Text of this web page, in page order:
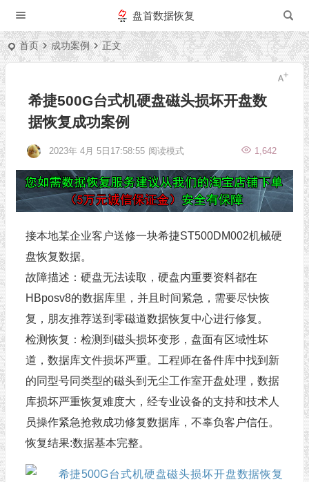
盘首数据恢复
首页 成功案例 正文
希捷500G台式机硬盘磁头损坏开盘数
据恢复成功案例
2023年 4月 5日17:58:55 1,642
阅读模式
接本地某企业客户送修一块希捷ST500DM002机械硬
盘恢复数据。
故障描述：硬盘无法读取，硬盘内重要资料都在
HBposv8的数据库里，并且时间紧急，需要尽快恢
复，朋友推荐送到零磁道数据恢复中心进行修复。
检测恢复：检测到磁头损坏变形，盘面有区域性坏
道，数据库文件损坏严重。工程师在备件库中找到新
的同型号同类型的磁头到无尘工作室开盘处理，数据
库损坏严重恢复难度大，经专业设备的支持和技术人
员操作紧急抢救成功修复数据库，不辜负客户信任。
恢复结果:数据基本完整。